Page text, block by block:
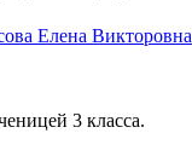
Елена Викторовна
3 класса.